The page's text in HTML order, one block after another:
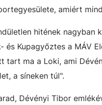
amiért
hitének
és Kupagyőztes a MÁV
tart ma a Loki, ami
a síneken túl".
Dévényi Tibor